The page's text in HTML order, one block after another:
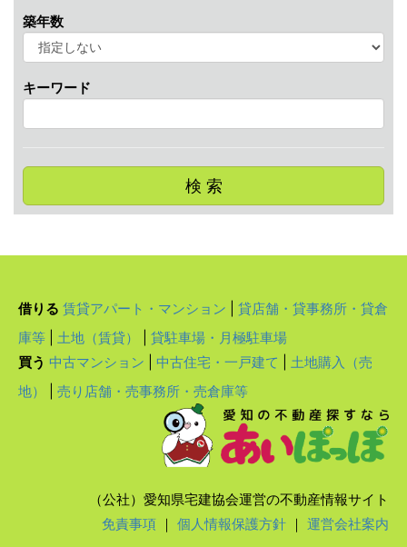
築年数
キーワード
検 索
借りる 賃貸アパート・マンション
貸店舗・貸事務所・貸倉
庫等
土地（賃貸）
貸駐車場・月極駐車場
買う 中古マンション 中古住宅・一戸建て
土地購入（売
地）
売り店舗・売事務所・売倉庫等
（公社）愛知県宅建協会運営の不動産情報サイト
免責事項 ｜ 個人情報保護方針 ｜ 運営会社案内